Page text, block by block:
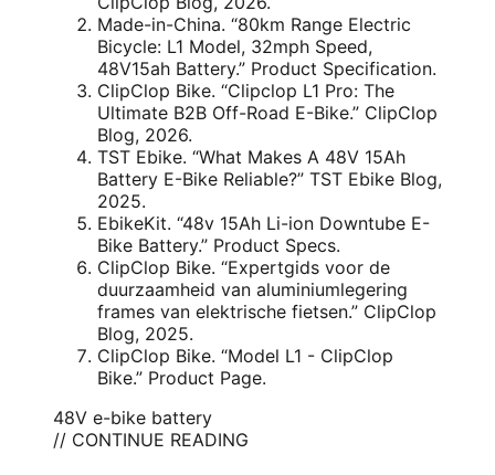
Made-in-China. “80km Range Electric
Bicycle: L1 Model, 32mph Speed,
48V15ah Battery.” Product Specification.
ClipClop Bike. “Clipclop L1 Pro: The
Ultimate B2B Off-Road E-Bike.” ClipClop
Blog, 2026.
TST Ebike. “What Makes A 48V 15Ah
Battery E-Bike Reliable?” TST Ebike Blog,
2025.
EbikeKit. “48v 15Ah Li-ion Downtube E-
Bike Battery.” Product Specs.
ClipClop Bike. “Expertgids voor de
duurzaamheid van aluminiumlegering
frames van elektrische fietsen.” ClipClop
Blog, 2025.
ClipClop Bike. “Model L1 - ClipClop
Bike.” Product Page.
48V e-bike battery
// CONTINUE READING